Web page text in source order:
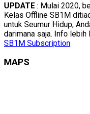
UPDATE : Mulai 2020,
Kelas Offline SB1M
untuk Seumur Hidup,
darimana saja. Info
SB1M Subscription
MAPS